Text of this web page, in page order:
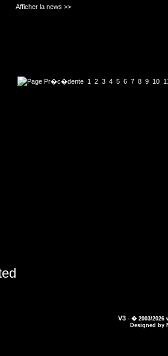
Afficher la news >>
1 2 3 4 5 6 7 8 9 10
V3 - � 2003/
Designed by